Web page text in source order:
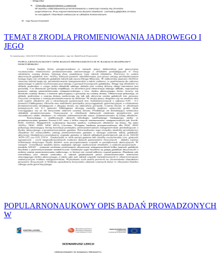
TEMAT 8 ZRODLA PROMIENIOWANIA JADROWEGO I
JEGO
POPULARNONAUKOWY OPIS BADAŃ PROWADZONYCH
W